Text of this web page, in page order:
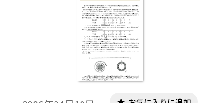
ておくと，理解が円滑に進むと思われる内
容を中心に考察したい。※文中の数式は，
「Tosho数式エディタ」で作成されていま
す。ワード文書で数式を正しく表示するため
には，「Tosho数式エディタ」が導入されて
いることが必要です。無償ダウンロードはこ
ちら→無償ダウンロードのご案内